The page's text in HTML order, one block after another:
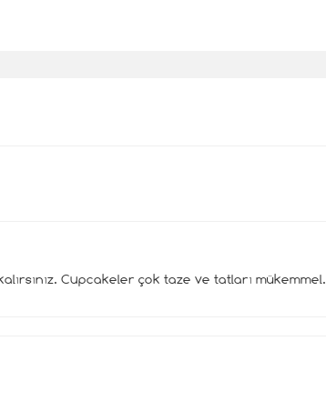
Cupcakeler çok taze ve tatları mükemmel.